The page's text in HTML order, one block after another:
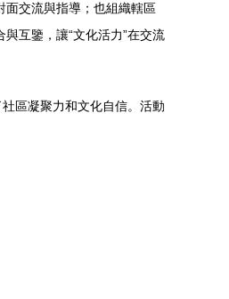
面交流與指導；也組織轄區
互鑒，讓“文化活力”在交流
區凝聚力和文化自信。活動